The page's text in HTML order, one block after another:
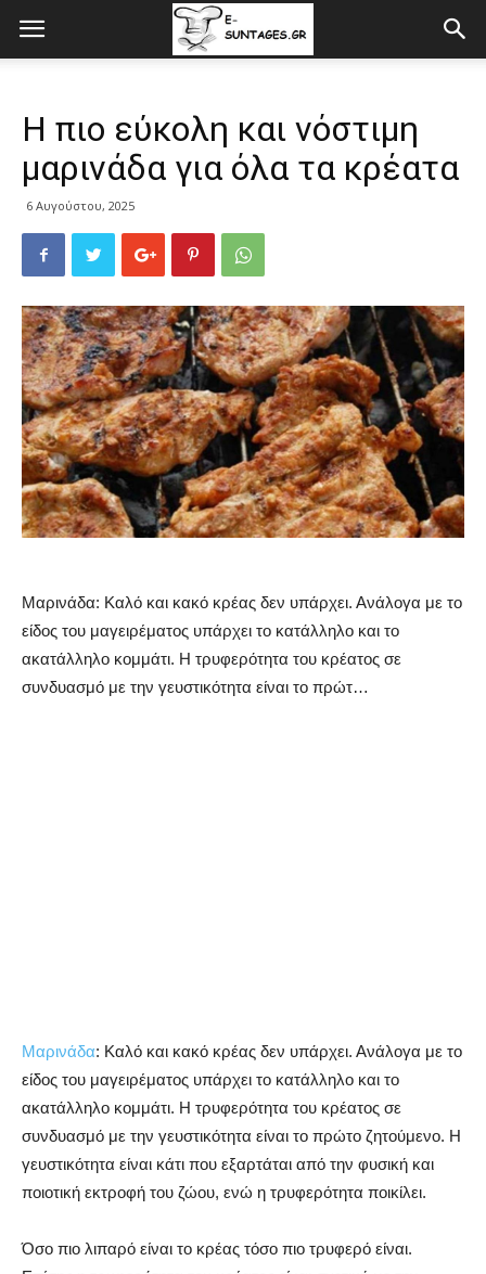
Η πιο εύκολη και νόστιμη
μαρινάδα για όλα τα κρέατα
6 Αυγούστου, 2025
Μαρινάδα: Καλό και κακό κρέας δεν υπάρχει. Ανάλογα με το
είδος του μαγειρέματος υπάρχει το κατάλληλο και το
ακατάλληλο κομμάτι. Η τρυφερότητα του κρέατος σε
συνδυασμό με την γευστικότητα είναι το πρώτ…
Μαρινάδα: Καλό και κακό κρέας δεν υπάρχει. Ανάλογα με το
είδος του μαγειρέματος υπάρχει το κατάλληλο και το
ακατάλληλο κομμάτι. Η τρυφερότητα του κρέατος σε
συνδυασμό με την γευστικότητα είναι το πρώτο ζητούμενο. Η
γευστικότητα είναι κάτι που εξαρτάται από την φυσική και
ποιοτική εκτροφή του ζώου, ενώ η τρυφερότητα ποικίλει.
Όσο πιο λιπαρό είναι το κρέας τόσο πιο τρυφερό είναι.